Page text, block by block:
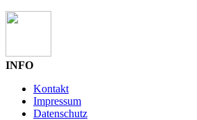
INFO
Kontakt
Impressum
Datenschutz